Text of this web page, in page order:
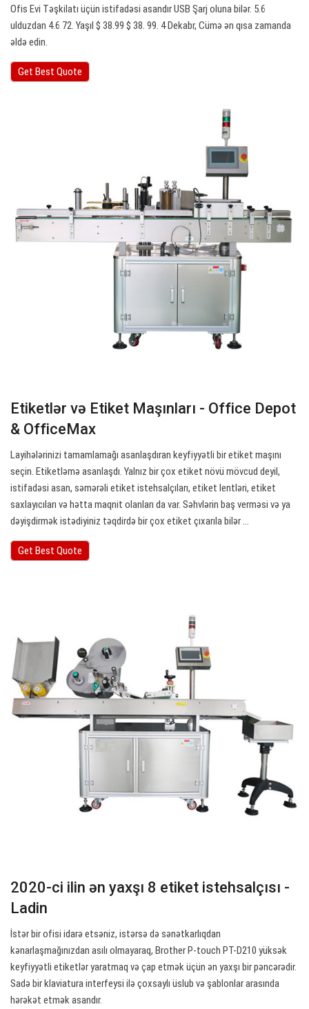
Ofis Evi Təşkilatı üçün istifadəsi asandır USB Şarj oluna bilər. 5.6
ulduzdan 4.6 72. Yaşıl $ 38.99 $ 38. 99. 4 Dekabr, Cümə ən qısa zamanda
əldə edin.
Get Best Quote
Etiketlər və Etiket Maşınları - Office Depot
& OfficeMax
Layihələrinizi tamamlamağı asanlaşdıran keyfiyyətli bir etiket maşını
seçin. Etiketləmə asanlaşdı. Yalnız bir çox etiket növü mövcud deyil,
istifadəsi asan, səmərəli etiket istehsalçıları, etiket lentləri, etiket
saxlayıcıları və hətta maqnit olanları da var. Səhvlərin baş verməsi və ya
dəyişdirmək istədiyiniz təqdirdə bir çox etiket çıxarıla bilər ...
Get Best Quote
2020-ci ilin ən yaxşı 8 etiket istehsalçısı -
Ladin
İstər bir ofisi idarə etsəniz, istərsə də sənətkarlıqdan
kənarlaşmağınızdan asılı olmayaraq, Brother P-touch PT-D210 yüksək
keyfiyyətli etiketlər yaratmaq və çap etmək üçün ən yaxşı bir pəncərədir.
Sadə bir klaviatura interfeysi ilə çoxsaylı üslub və şablonlar arasında
hərəkət etmək asandır.